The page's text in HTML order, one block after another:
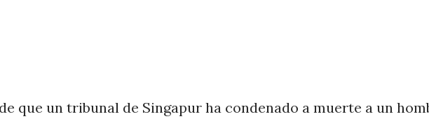
que un tribunal de Singapur ha condenado a muerte a un